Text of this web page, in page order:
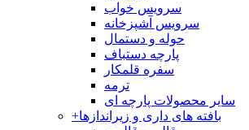
سرویس خواب
سرویس آشپزخانه
حوله و دستمال
پارچه دستباف
سفره قلمکار
ترمه
سایر محصولات پارچه ای
+بافته های داری و زیراندازها